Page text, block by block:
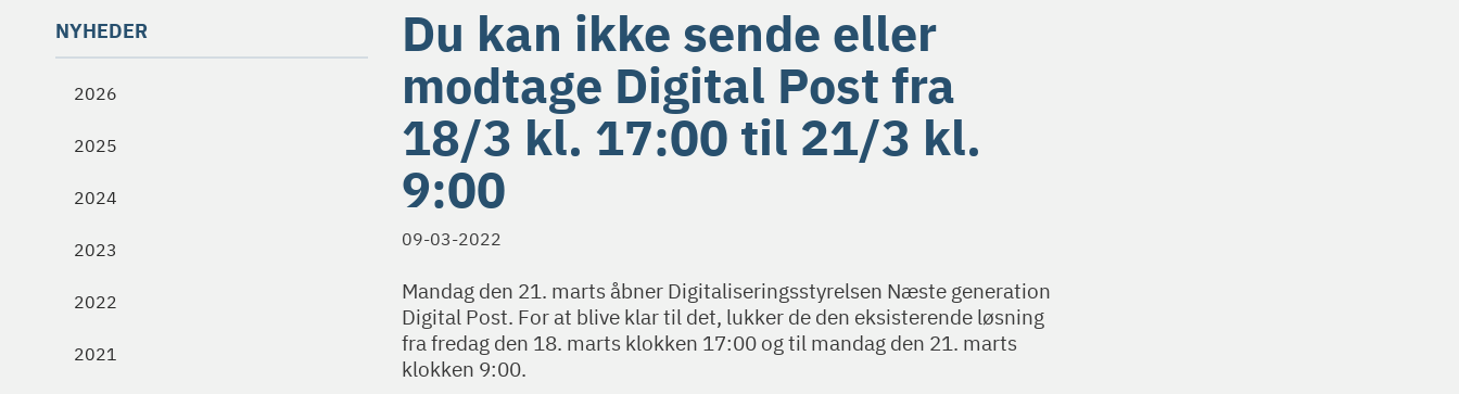
NYHEDER
2026
2025
2024
2023
2022
2021
Du kan ikke sende eller
modtage Digital Post fra
18/3 kl. 17:00 til 21/3 kl.
9:00
09-03-2022
Mandag den 21. marts åbner Digitaliseringsstyrelsen Næste generation
Digital Post. For at blive klar til det, lukker de den eksisterende løsning
fra fredag den 18. marts klokken 17:00 og til mandag den 21. marts
klokken 9:00.